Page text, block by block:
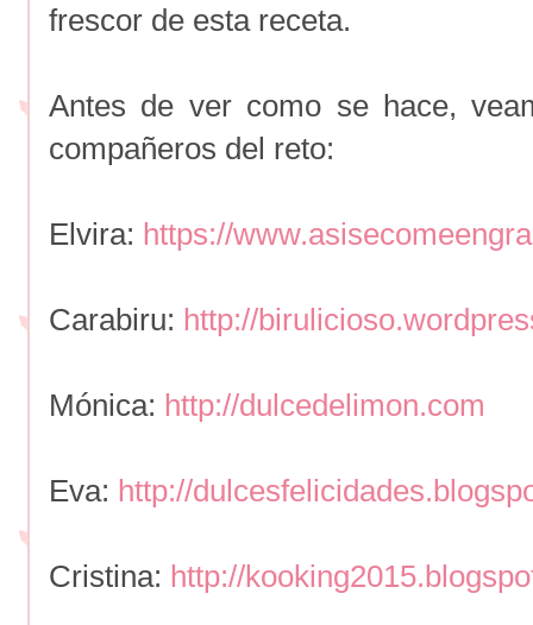
frescor de esta receta.
Antes de ver como se hace,
compañeros del reto:
Elvira: https://
Carabiru: http://
Mónica: http://dulcedelimon.com
Eva: http://
Cristina: http://